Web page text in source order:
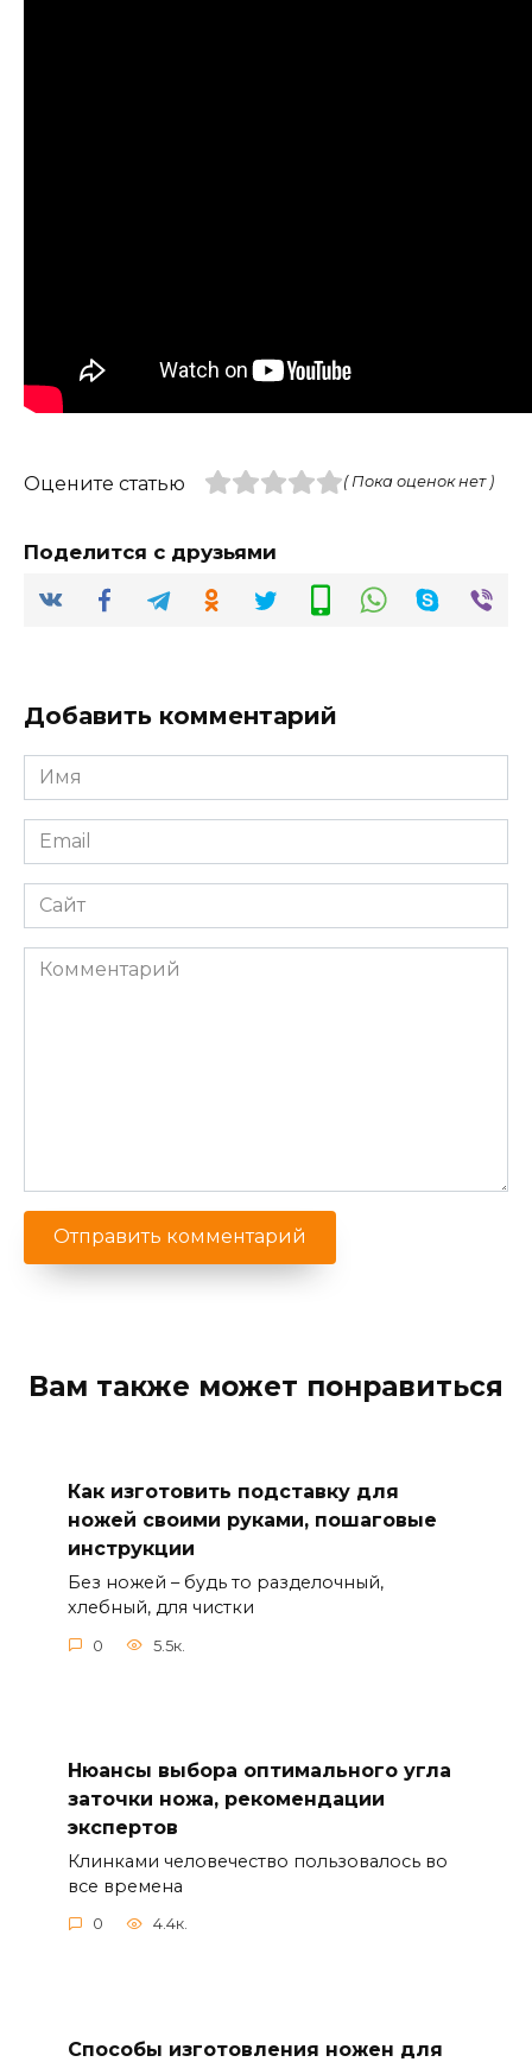
Оцените статью ( Пока оценок нет )
Поделится с друзьями
Добавить комментарий
Имя
*
Email
*
Сайт
Комментарий
Вам также может понравиться
Как изготовить подставку для
ножей своими руками, пошаговые
инструкции
Без ножей – будь то разделочный,
хлебный, для чистки
0 5.5к.
Нюансы выбора оптимального угла
заточки ножа, рекомендации
экспертов
Клинками человечество пользовалось во
все времена
0 4.4к.
Способы изготовления ножен для